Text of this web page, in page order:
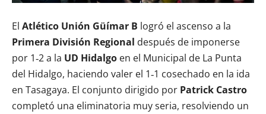
El Atlético Unión Güímar B logró el ascenso a la
Primera División Regional después de imponerse
por 1‑2 a la UD Hidalgo en el Municipal de La Punta
del Hidalgo, haciendo valer el 1‑1 cosechado en la ida
en Tasagaya. El conjunto dirigido por Patrick Castro
completó una eliminatoria muy seria, resolviendo un